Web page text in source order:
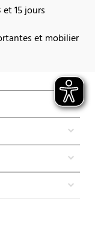
15 jours
et mobilier